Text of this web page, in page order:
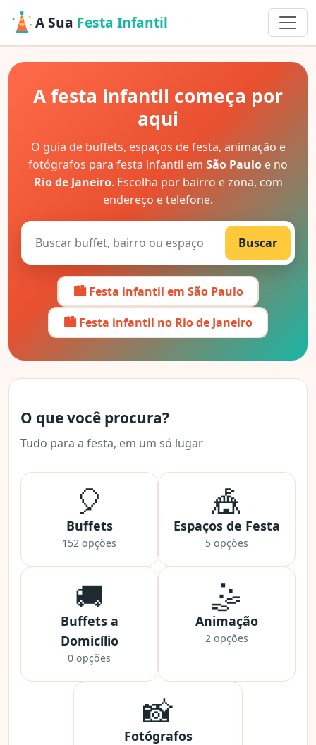
A Sua Festa Infantil
A festa infantil começa por
aqui
O guia de buffets, espaços de festa, animação e
fotógrafos para festa infantil em São Paulo e no
Rio de Janeiro. Escolha por bairro e zona, com
endereço e telefone.
Buscar
🏙️ Festa infantil em São Paulo
🏙️ Festa infantil no Rio de Janeiro
O que você procura?
Tudo para a festa, em um só lugar
🎈
Buffets
152 opções
🎪
Espaços de Festa
5 opções
🚚
Buffets a
Domicílio
0 opções
🤹
Animação
2 opções
📸
Fotógrafos